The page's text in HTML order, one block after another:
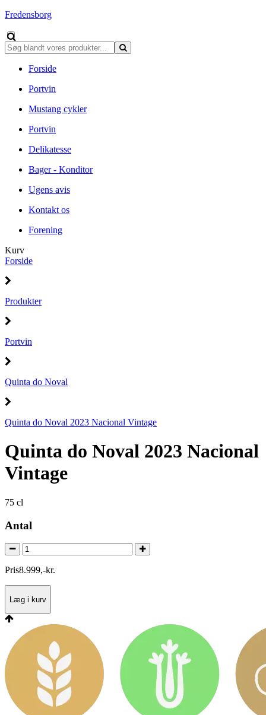
Fredensborg
Forside
Portvin
Mustang cykler
Portvin
Delikatesse
Bager - Konditor
Ugens avis
Kontakt os
Forening
Kurv
Forside
Produkter
Portvin
Quinta do Noval
Quinta do Noval 2023 Nacional Vintage
Quinta do Noval 2023 Nacional
Vintage
75 cl
Antal
Pris8.999,-kr.
Læg i kurv